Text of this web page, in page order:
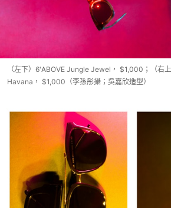
（左下）6'ABOVE Jungle Jewel， $1,000；（右
Havana， $1,000（李孫彤攝；吳嘉欣造型）